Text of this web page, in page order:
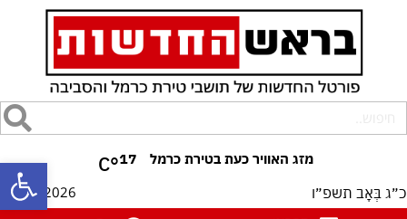
פתח 17
°C
כ״ג בְּאָב תשפ״ו 06/08/2026